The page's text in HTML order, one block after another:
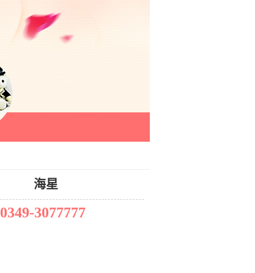
海星
0349-3077777